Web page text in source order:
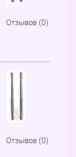
Отзывов (0)
Отзывов (0)